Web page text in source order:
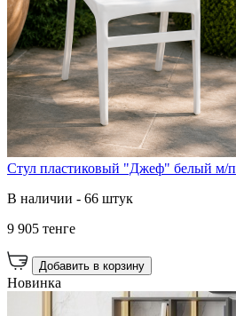
Стул пластиковый "Джеф" белый м/п
В наличии - 66 штук
9 905 тенге
Добавить в корзину
Новинка